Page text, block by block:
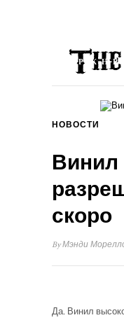
РОК-Н-
НОВОСТИ
Винил
скоро
ByМэнди
Да. Винил